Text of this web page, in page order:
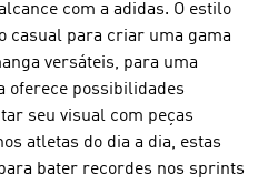
com a adidas. O estilo
casual para criar uma gama
versáteis, para uma
oferece possibilidades
seu visual com peças
atletas do dia a dia, estas
bater recordes nos sprints